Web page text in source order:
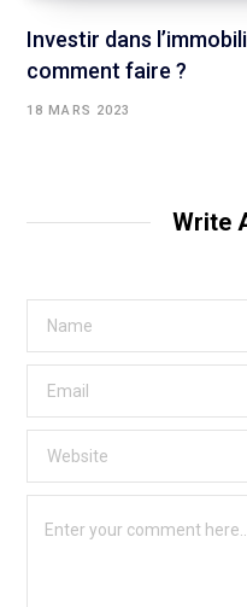
Investir dans
comment faire ?
18 MARS 2023
Write